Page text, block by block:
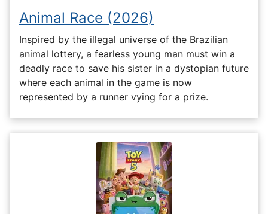
Animal Race (2026)
Inspired by the illegal universe of the Brazilian
animal lottery, a fearless young man must win a
deadly race to save his sister in a dystopian future
where each animal in the game is now
represented by a runner vying for a prize.